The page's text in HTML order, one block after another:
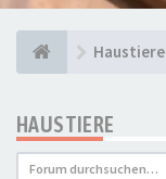
Haustiere
HAUSTIERE